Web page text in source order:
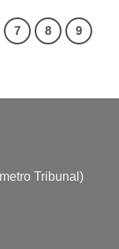
7 8
9
Tribunal)